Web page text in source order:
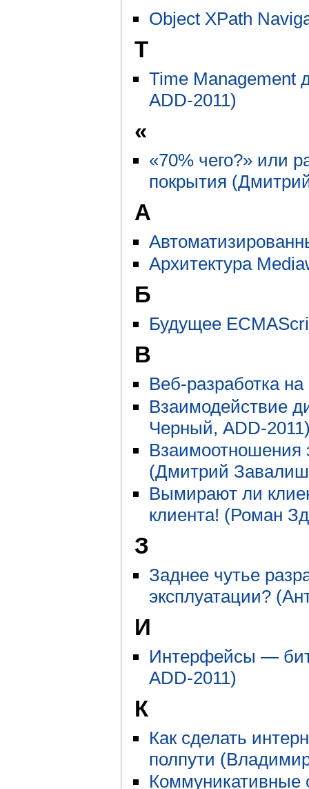
Object XPath
T
Time Management
ADD-2011)
«
«70% чего?» или
покрытия
А
Архитектура
Б
Будущее
В
Веб-разработка
Взаимодействие
Черный, ADD-
Взаимоотношения
(Дмитрий
Вымирают ли
клиента! (Роман
З
Заднее чутье
эксплуатации?
И
Интерфейсы —
ADD-2011)
К
Как сделать
полпути
Коммуникативные